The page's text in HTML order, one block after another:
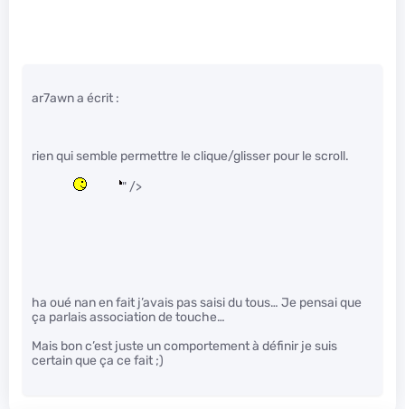
ar7awn a écrit :
rien qui semble permettre le clique/glisser pour le scroll.
" />
ha oué nan en fait j’avais pas saisi du tous… Je pensai que
ça parlais association de touche…
Mais bon c’est juste un comportement à définir je suis
certain que ça ce fait ;)